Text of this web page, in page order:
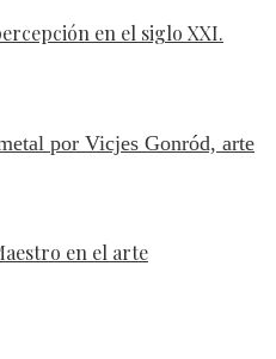
en el siglo XXI.
en el arte